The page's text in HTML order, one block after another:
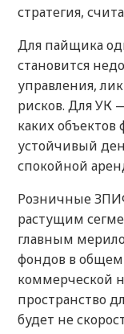
стратегия,
Для пайщика
становится
управления,
рисков. Для УК
каких
устойчивый
спокойной
Розничные
растущим
главным
фондов в общем
коммерческой
пространство
будет не